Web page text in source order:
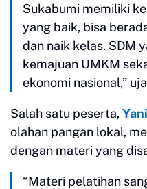
Sukabumi memiliki
yang baik, bisa
dan naik kelas. SDM
kemajuan UMKM
ekonomi nasional,”
Salah satu peserta,
olahan pangan lokal,
dengan materi yang
“Materi pelatihan